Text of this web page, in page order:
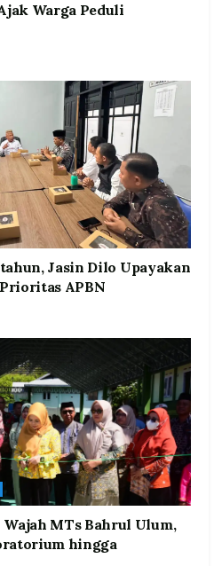
Warga Peduli
Jasin Dilo Upayakan
APBN
MTs Bahrul Ulum,
hingga